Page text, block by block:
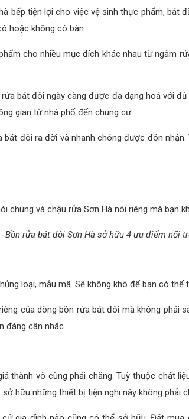
bếp tiện lợi cho việc vệ sinh thực phẩm, bát
hoặc không có bàn.
cho nhiều mục đích khác nhau từ ngâm
bát đôi ngày càng được đa dạng hoá với
gian từ nhà phố đến chung cư.
đôi ra đời và nhanh chóng được đón
chung và chậu rửa Sơn Hà nói riêng mà bạn
Bồn rửa bát đôi Sơn Hà sở hữu 4 ưu điểm nổi
loại, mẫu mã. Sẽ không khó để bạn có
của dòng bồn rửa bát đôi mà không
đáng cân nhắc.
thành vô cùng phải chăng. Tuỳ thuộc chất
hữu những thiết bị tiện nghi này không phải